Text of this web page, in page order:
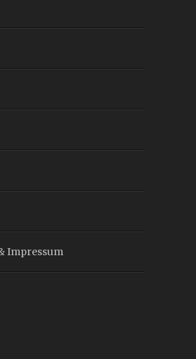
Impressum